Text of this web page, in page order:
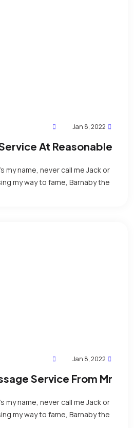
At Reasonable
my name, never call me Jack or
my way to fame, Barnaby the...
Service From Mr
my name, never call me Jack or
my way to fame, Barnaby the...